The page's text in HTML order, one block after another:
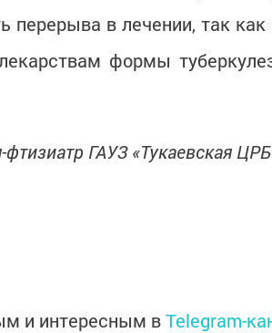
перерыва в лечении, так
формы
ГАУЗ «Тукаевская
и интересным вTelegram-